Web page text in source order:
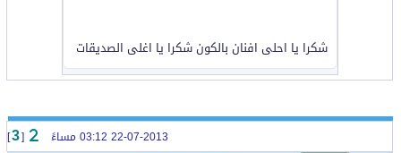
شكرا يا احلى افنان بالكون شكرا يا اغلى الصديقات
[
3
]